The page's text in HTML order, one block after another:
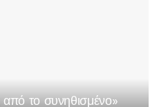
το συνηθισμένο»